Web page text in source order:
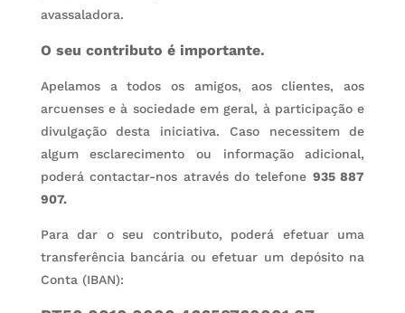
avassaladora.
O seu contributo é importante.
Apelamos a todos os amigos, aos clientes, aos
arcuenses e à sociedade em geral, à participação e
divulgação desta iniciativa. Caso necessitem de
algum esclarecimento ou informação adicional,
poderá contactar-nos atravésdo telefone 935 887
907.
Para dar o seu contributo, poderá efetuar uma
transferência bancária ou efetuar um depósito na
Conta (IBAN):